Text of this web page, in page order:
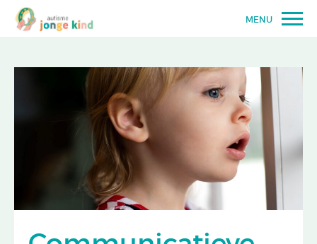
MENU